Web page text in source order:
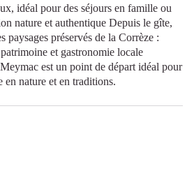
idéal pour des séjours en famille ou
nature et authentique Depuis le gîte,
paysages préservés de la Corrèze :
et gastronomie locale
est un point de départ idéal pour
nature et en traditions.